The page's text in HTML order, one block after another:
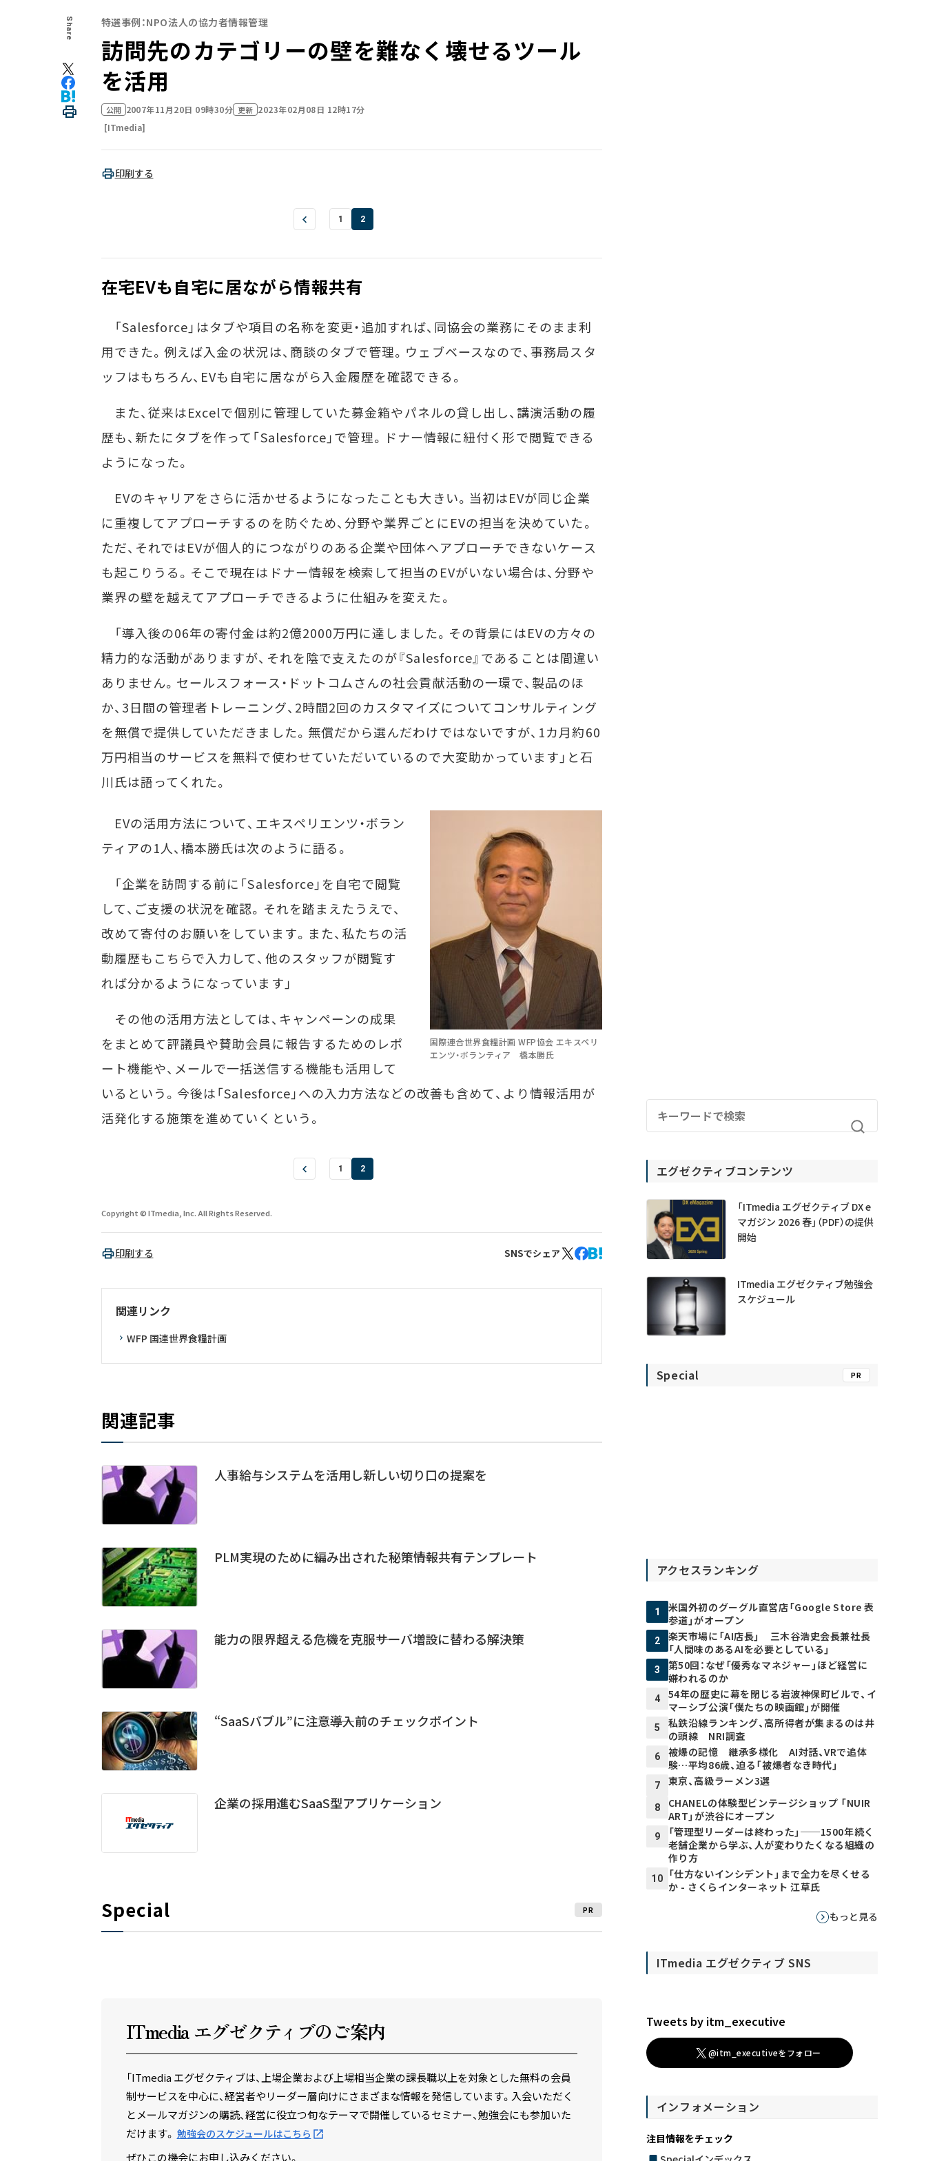
Share 特選事例：NPO法人の協力者情報管理
訪問先のカテゴリーの壁を難なく壊せるツール
を活用
公開 2007年11月20日 09時30分 更新 2023年02月08日 12時17分
[ITmedia]
印刷する
1 2
在宅EVも自宅に居ながら情報共有
「Salesforce」はタブや項目の名称を変更・追加すれば、同協会の業務にそのまま利
用できた。例えば入金の状況は、商談のタブで管理。ウェブベースなので、事務局スタ
ッフはもちろん、EVも自宅に居ながら入金履歴を確認できる。
また、従来はExcelで個別に管理していた募金箱やパネルの貸し出し、講演活動の履
歴も、新たにタブを作って「Salesforce」で管理。ドナー情報に紐付く形で閲覧できる
ようになった。
EVのキャリアをさらに活かせるようになったことも大きい。当初はEVが同じ企業
に重複してアプローチするのを防ぐため、分野や業界ごとにEVの担当を決めていた。
ただ、それではEVが個人的につながりのある企業や団体へアプローチできないケース
も起こりうる。そこで現在はドナー情報を検索して担当のEVがいない場合は、分野や
業界の壁を越えてアプローチできるように仕組みを変えた。
「導入後の06年の寄付金は約2億2000万円に達しました。その背景にはEVの方々の
精力的な活動がありますが、それを陰で支えたのが『Salesforce』であることは間違い
ありません。セールスフォース・ドットコムさんの社会貢献活動の一環で、製品のほ
か、3日間の管理者トレーニング、2時間2回のカスタマイズについてコンサルティング
を無償で提供していただきました。無償だから選んだわけではないですが、1カ月約60
万円相当のサービスを無料で使わせていただいているので大変助かっています」と石
川氏は語ってくれた。
国際連合世界食糧計画 WFP協会 エキスペリ
エンツ・ボランティア 橋本勝氏
EVの活用方法について、エキスペリエンツ・ボラン
ティアの1人、橋本勝氏は次のように語る。
「企業を訪問する前に「Salesforce」を自宅で閲覧
して、ご支援の状況を確認。それを踏まえたうえで、
改めて寄付のお願いをしています。また、私たちの活
動履歴もこちらで入力して、他のスタッフが閲覧す
れば分かるようになっています」
その他の活用方法としては、キャンペーンの成果
をまとめて評議員や賛助会員に報告するためのレポ
ート機能や、メールで一括送信する機能も活用して
いるという。今後は「Salesforce」への入力方法などの改善も含めて、より情報活用が
活発化する施策を進めていくという。
1 2
Copyright © ITmedia, Inc. All Rights Reserved.
印刷する SNSでシェア
関連リンク
WFP 国連世界食糧計画
関連記事
人事給与システムを活用し新しい切り口の提案を
PLM実現のために編み出された秘策――情報共有テンプレート
能力の限界超える危機を克服――サーバ増設に替わる解決策
“SaaSバブル”に注意――導入前のチェックポイント
企業の採用進むSaaS型アプリケーション
Special PR
ITmedia エグゼクティ ブのご案内
「ITmedia エグゼクティブは、上場企業および上場相当企業の課長職以上を対象とした無料の会員
制サービスを中心に、経営者やリーダー層向けにさまざまな情報を発信しています。入会いただく
とメールマガジンの購読、経営に役立つ旬なテーマで開催しているセミナー、勉強会にも参加いた
だけます。 勉強会のスケジュールはこちら
ぜひこの機会にお申し込みください。
エグゼクティブコンテンツ
「ITmedia エグゼクティブ DX e
マガジン 2026 春」（PDF）の提供
開始
ITmedia エグゼクティブ勉強会
スケジュール
Special PR
アクセスランキング
1
米国外初のグーグル直営店「Google Store 表
参道」がオープン
2
楽天市場に「AI店長」 三木谷浩史会長兼社長
「人間味のあるAIを必要としている」
3
第50回：なぜ「優秀なマネジャー」ほど経営に
嫌われるのか
4
54年の歴史に幕を閉じる岩波神保町ビルで、イ
マーシブ公演「僕たちの映画館」が開催
5
私鉄沿線ランキング、高所得者が集まるのは井
の頭線 NRI調査
6
被爆の記憶 継承多様化 AI対話、VRで追体
験…平均86歳、迫る「被爆者なき時代」
7 東京、高級ラーメン3選
8
CHANELの体験型ビンテージショップ 「NUIR
ART」が渋谷にオープン
9
「管理型リーダーは終わった」──1500年続く
老舗企業から学ぶ、人が変わりたくなる組織の
作り方
10
「仕方ないインシデント」まで全力を尽くせる
か - さくらインターネット 江草氏
もっと見る
ITmedia エグゼクティブ SNS
Tweets by itm_executive
@itm_executiveをフォロー
インフォメーション
注目情報をチェック